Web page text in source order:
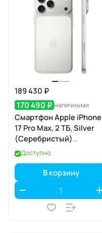
189 430 ₽
170 490 ₽ наличными
Смартфон Apple iPhone
17 Pro Max, 2 ТБ, Silver
(Серебристый)
SIM+eSIM
Доступно
В корзину